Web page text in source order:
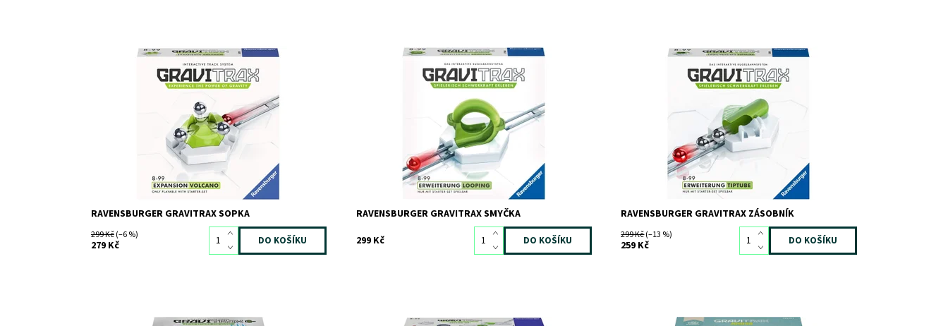
Skladem>3
7178
RAVENSBURGER GRAVITRAX SOPKA
299 Kč(–6 %)
279 Kč
Skladem3
7184
RAVENSBURGER
RAVENSBURGER GRAVITRAX SMYČKA
299 Kč
Skladem>3
7175
RAVENSBURGER GRAVITRAX ZÁSOBNÍK
299 Kč(–13 %)
259 Kč